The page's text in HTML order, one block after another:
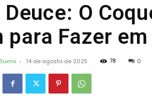
Receitas
O
para Fazer
- 14 de agosto de 2025 78 0